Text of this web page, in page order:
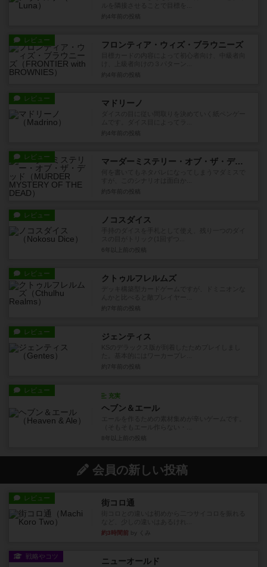
約4年前 の投稿
レビュー フロンティア・ウィズ・ブラウニーズ
約4年前 の投稿
レビュー マドリーノ
約4年前 の投稿
レビュー マーダーミステリー・オブ・ザ・デッド
約5年前 の投稿
レビュー ノコスダイス
6年以上前 の投稿
レビュー クトゥルフレルムズ
約7年前 の投稿
レビュー ジェンティス
約7年前 の投稿
レビュー
充実
ヘブン＆エール
8年以上前 の投稿
会員の新しい投稿
レビュー 街コロ通
約3時間前 by くみ
戦略やコツ ニューオールド